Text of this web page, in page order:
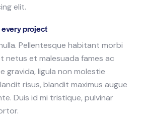
elit.
project
Pellentesque habitant morbi
netus et malesuada fames ac
gravida, ligula non molestie
risus, blandit maximus augue
Duis id mi tristique, pulvinar